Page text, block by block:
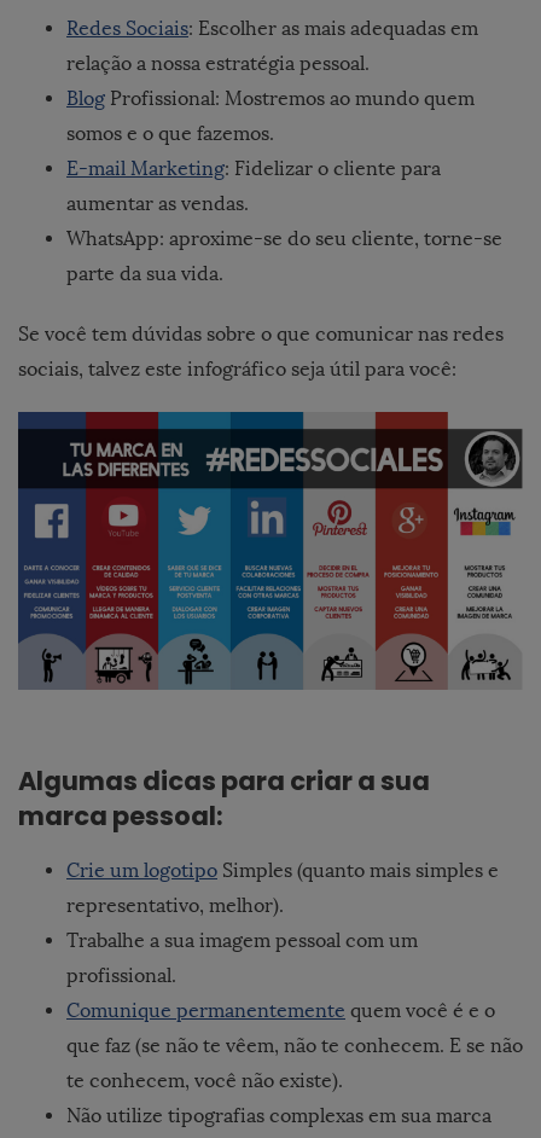
Redes Sociais: Escolher as mais adequadas em
relação a nossa estratégia pessoal.
Blog Profissional: Mostremos ao mundo quem
somos e o que fazemos.
E-mail Marketing: Fidelizar o cliente para
aumentar as vendas.
WhatsApp: aproxime-se do seu cliente, torne-se
parte da sua vida.
Se você tem dúvidas sobre o que comunicar nas redes
sociais, talvez este infográfico seja útil para você:
Algumas dicas para criar a sua
marca pessoal:
Crie um logotipo Simples (quanto mais simples e
representativo, melhor).
Trabalhe a sua imagem pessoal com um
profissional.
Comunique permanentemente quem você é e o
que faz (se não te vêem, não te conhecem. E se não
te conhecem, você não existe).
Não utilize tipografias complexas em sua marca